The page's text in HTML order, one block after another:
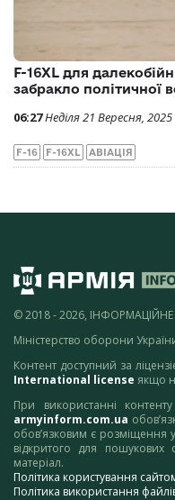
F-16XL для
забракло політичної
06:27Неділя 21 Вересня, 2025
F-16 F-16XL АВІАЦІЯ
© 2018 - 2026,
Міністерство оборони
Контент доступний за
International license якщо
При використанні
armyinform.com.ua
обов’язковим є розміщення
відкритого для пошукових
матеріал.
Політика користування
Політика використання